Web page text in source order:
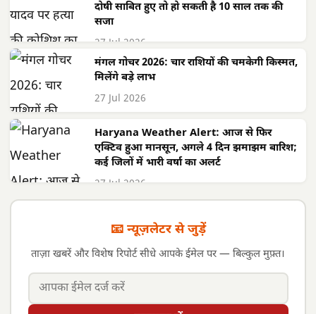
दोषी साबित हुए तो हो सकती है 10 साल तक की
सजा
27 Jul 2026
मंगल गोचर 2026: चार राशियों की चमकेगी किस्मत,
मिलेंगे बड़े लाभ
27 Jul 2026
Haryana Weather Alert: आज से फिर
एक्टिव हुआ मानसून, अगले 4 दिन झमाझम बारिश;
कई जिलों में भारी वर्षा का अलर्ट
27 Jul 2026
📧 न्यूज़लेटर से जुड़ें
ताज़ा खबरें और विशेष रिपोर्ट सीधे आपके ईमेल पर — बिल्कुल मुफ़्त।